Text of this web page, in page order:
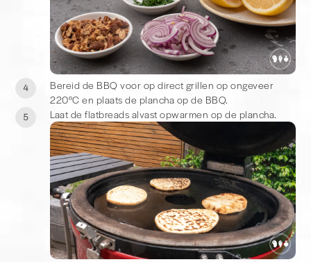
De schotel
Ik serveer deze piri piri kip het liefst op een grote schaal met
warm flatbread. Niet alleen omdat het er gezellig uitziet, maar
ook omdat het perfect werkt wanneer je met vrienden of
familie aan tafel zit. Iedereen kan zelf wat kip pakken, een
stukje flatbread afscheuren en zijn eigen combinatie maken.
Precies het soort eten waar je ongemerkt van blijft eten.
4
Bereid de BBQ voor op direct grillen op ongeveer
220°C en plaats de plancha op de BBQ.
5 Laat de flatbreads alvast opwarmen op de plancha.